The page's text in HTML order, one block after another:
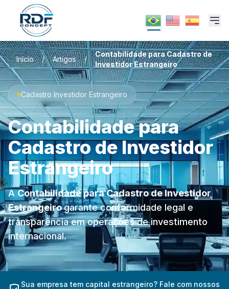
Início / Artigos /
Contabilidade para Cadastro de
Investidor Estrangeiro
Cadastro Investidor Estrangeiro
Contabilidade para
Cadastro de Investidor
Estrangeiro
AContabilidade para Cadastro de Investidor
Estrangeirogarante conformidade legal e
transparência em operações de investimento
internacional.
Sua empresa tem capital estrangeiro? Fale com nossos